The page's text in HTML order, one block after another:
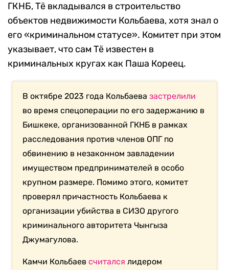
ГКНБ, Тё вкладывался в строительство
объектов недвижимости Кольбаева, хотя знал о
его «криминальном статусе». Комитет при этом
указывает, что сам Тё известен в
криминальных кругах как Паша Кореец.
В октябре 2023 года Кольбаевазастрелили
во время спецоперации по его задержанию в
Бишкеке, организованной ГКНБ в рамках
расследования против членов ОПГ по
обвинению в незаконном завладении
имуществом предпринимателей в особо
крупном размере. Помимо этого, комитет
проверял причастность Кольбаева к
организации убийства в СИЗО другого
криминального авторитета Чынгыза
Джумагулова.
Камчи Кольбаевсчитался лидером